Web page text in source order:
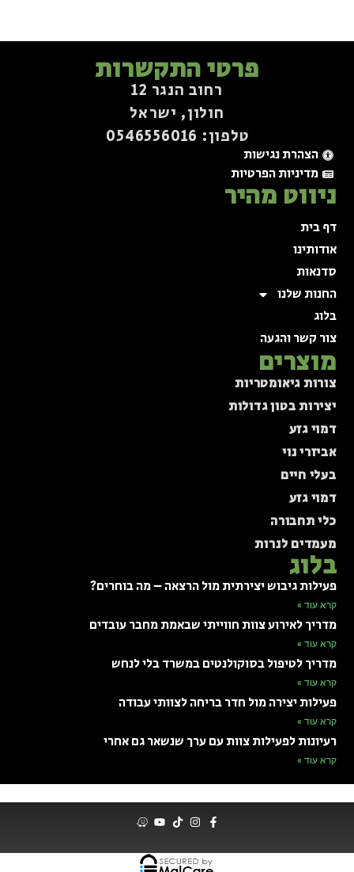
פרטי התקשרות
רחוב הנגר 12
חולון, ישראל
טלפון: 0546556016⁩
הצהרת נגישות
מדיניות הפרטיות
ניווט מהיר
דף בית
אודותינו
סדנאות
החנות שלנו
בלוג
צור קשר והגעה
מוצרים
צורות גיאומטריות
יצירות בטון גדולות
דמוי גזע
אביזרי נוי
בעלי חיים
דמוי גזע
כלי תחבורה
מעמדים לנרות
בלוג
פעילות גיבוש יצירתית מול הרצאה – מה בוחרים?
קרא עוד »
מדריך לאירוע צוות חווייתי שבאמת מחבר עובדים
קרא עוד »
מדריך לטיפול בסוקולנטים במשרד בלי לנחש
קרא עוד »
פעילות יצירה מול חדר בריחה לצוותי עבודה
קרא עוד »
רעיונות לפעילות צוות עם ערך שנשאר גם אחרי
קרא עוד »